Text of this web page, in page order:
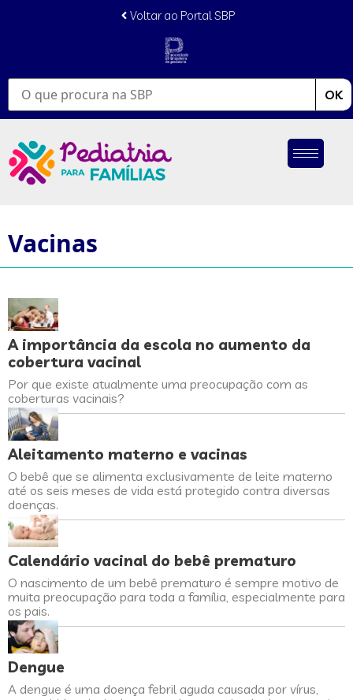
Voltar ao Portal SBP
OK
Vacinas
A importância da escola no aumento da
cobertura vacinal
Por que existe atualmente uma preocupação com as
coberturas vacinais?
Aleitamento materno e vacinas
O bebê que se alimenta exclusivamente de leite materno
até os seis meses de vida está protegido contra diversas
doenças.
Calendário vacinal do bebê prematuro
O nascimento de um bebê prematuro é sempre motivo de
muita preocupação para toda a família, especialmente para
os pais.
Dengue
A dengue é uma doença febril aguda causada por vírus,